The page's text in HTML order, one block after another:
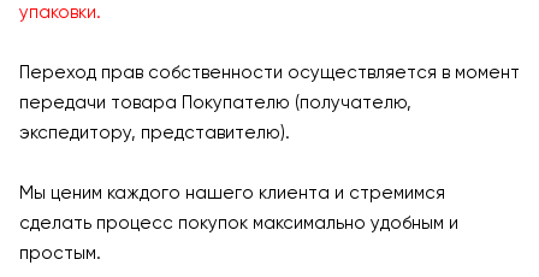
упаковки.
Переход прав собственности осуществляется в момент
передачи товара Покупателю (получателю,
экспедитору, представителю).
Мы ценим каждого нашего клиента и стремимся
сделать процесс покупок максимально удобным и
простым.